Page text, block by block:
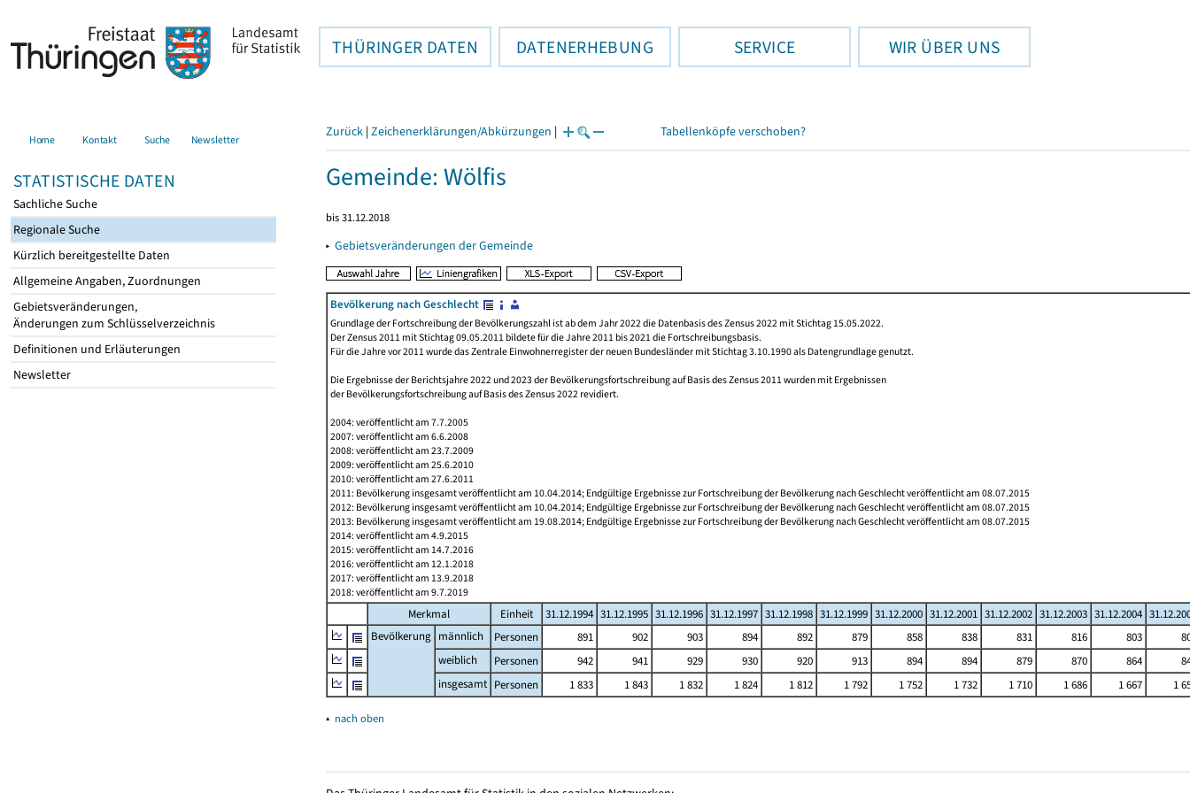
THÜRINGER DATEN DATENERHEBUNG SERVICE WIR ÜBER UNS
Home Kontakt Suche Newsletter
STATISTISCHE DATEN
Sachliche Suche
Regionale Suche
Kürzlich bereitgestellte Daten
Allgemeine Angaben, Zuordnungen
Gebietsveränderungen,
Änderungen zum Schlüsselverzeichnis
Definitionen und Erläuterungen
Newsletter
Zurück | Zeichenerklärungen/Abkürzungen | Tabellenköpfe verschoben?
Gemeinde: Wölfis
bis 31.12.2018
▸ Gebietsveränderungen der Gemeinde
Bevölkerung nach Geschlecht
Grundlage der Fortschreibung der Bevölkerungszahl ist ab dem Jahr 2022 die Datenbasis des Zensus 2022 mit Stichtag 15.05.2022.
Der Zensus 2011 mit Stichtag 09.05.2011 bildete für die Jahre 2011 bis 2021 die Fortschreibungsbasis.
Für die Jahre vor 2011 wurde das Zentrale Einwohnerregister der neuen Bundesländer mit Stichtag 3.10.1990 als Datengrundlage genutzt.
Die Ergebnisse der Berichtsjahre 2022 und 2023 der Bevölkerungsfortschreibung auf Basis des Zensus 2011 wurden mit Ergebnissen
der Bevölkerungsfortschreibung auf Basis des Zensus 2022 revidiert.
2004: veröffentlicht am 7.7.2005
2007: veröffentlicht am 6.6.2008
2008: veröffentlicht am 23.7.2009
2009: veröffentlicht am 25.6.2010
2010: veröffentlicht am 27.6.2011
2011: Bevölkerung insgesamt veröffentlicht am 10.04.2014; Endgültige Ergebnisse zur Fortschreibung der Bevölkerung nach Geschlecht veröffentlicht am 08.07.2015
2012: Bevölkerung insgesamt veröffentlicht am 10.04.2014; Endgültige Ergebnisse zur Fortschreibung der Bevölkerung nach Geschlecht veröffentlicht am 08.07.2015
2013: Bevölkerung insgesamt veröffentlicht am 19.08.2014; Endgültige Ergebnisse zur Fortschreibung der Bevölkerung nach Geschlecht veröffentlicht am 08.07.2015
2014: veröffentlicht am 4.9.2015
2015: veröffentlicht am 14.7.2016
2016: veröffentlicht am 12.1.2018
2017: veröffentlicht am 13.9.2018
2018: veröffentlicht am 9.7.2019
Merkmal Einheit 31.12.1994 31.12.1995 31.12.1996 31.12.1997 31.12.1998 31.12.1999 31.12.2000 31.12.2001 31.12.2002 31.12.2003 31.12.2004
Bevölkerung männlich Personen 891 902 903 894 892 879 858 838 831 816 803
weiblich
Personen 942 941 929 930 920 913 894 894 879 870 864
insgesamt Personen 1 833 1 843 1 832 1 824 1 812 1 792 1 752 1 732 1 710 1 686 1 667 1
▴ nach oben